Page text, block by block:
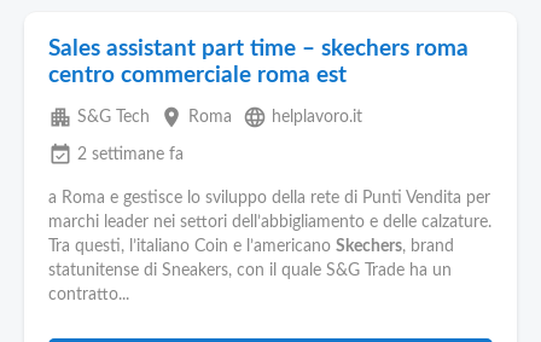
Sales assistant part time – skechers roma
centro commerciale roma est
apartment S&G Tech place Roma language helplavoro.it
event_available 2 settimane fa
a Roma e gestisce lo sviluppo della rete di Punti Vendita per
marchi leader nei settori dell’abbigliamento e delle calzature.
Tra questi, l’italiano Coin e l’americano Skechers, brand
statunitense di Sneakers, con il quale S&G Trade ha un
contratto...